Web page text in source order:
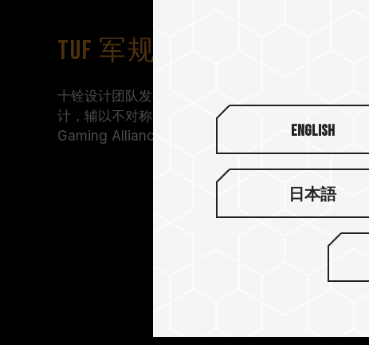
TUF 军规纹路设计
十铨设计团队发挥创意巧思，将马甲融入 TUF 独特
计，辅以不对称的线条切割展现率性风格，匠心打造
Gaming Alliance 适合喜爱军规风格的电竞玩家高手
English
日本語